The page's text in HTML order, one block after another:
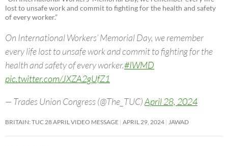
lost to unsafe work and commit to fighting for the health and safety
of every worker.”
On International Workers’ Memorial Day, we remember
every life lost to unsafe work and commit to fighting for the
health and safety of every worker.#IWMD
pic.twitter.com/JXZA2gUfZ1
— Trades Union Congress (@The_TUC)April 28, 2024
BRITAIN: TUC 28 APRIL VIDEO MESSAGE APRIL 29, 2024 JAWAD